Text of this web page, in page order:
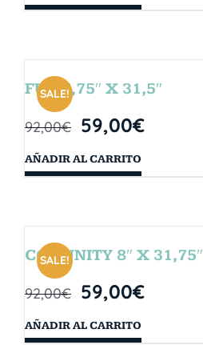
SALE!
FUN 7,75″ X 31,5″
92,00€ 59,00€
AÑADIR AL CARRITO
SALE!
COMUNITY 8″ X 31,75″
92,00€ 59,00€
AÑADIR AL CARRITO